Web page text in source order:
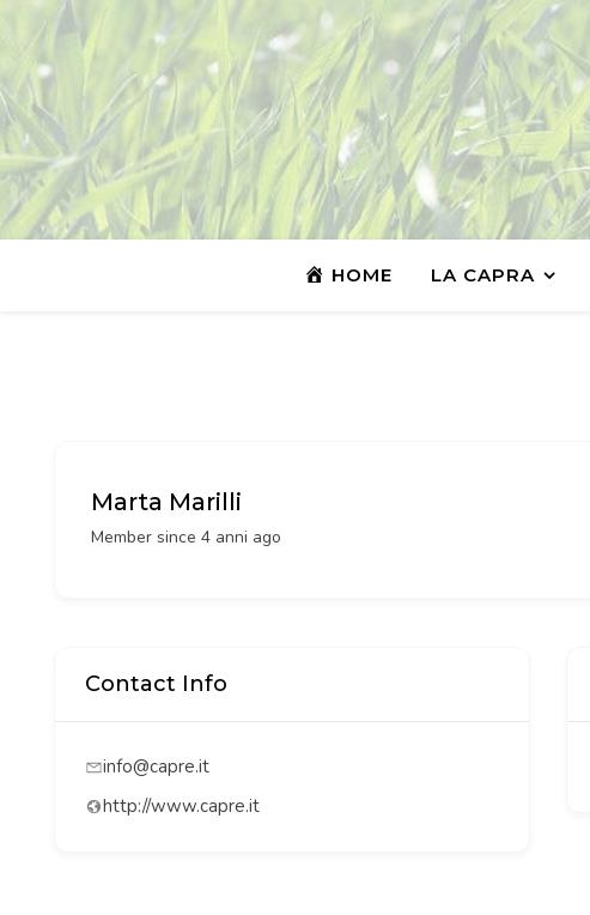
HOME LA CAPRA
Marta Marilli
Member since 4 anni ago
Contact Info
info@capre.it
http://www.capre.it